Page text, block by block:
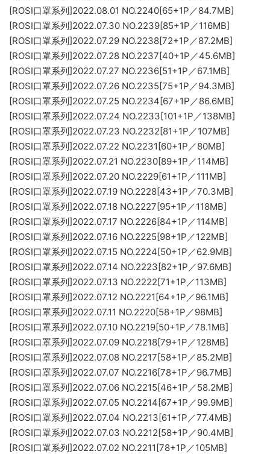
[ROSI口罩系列]2022.08.01 NO.2240[65+1P／84.7MB]
[ROSI口罩系列]2022.07.30 NO.2239[85+1P／116MB]
[ROSI口罩系列]2022.07.29 NO.2238[72+1P／87.2MB]
[ROSI口罩系列]2022.07.28 NO.2237[40+1P／45.6MB]
[ROSI口罩系列]2022.07.27 NO.2236[51+1P／67.1MB]
[ROSI口罩系列]2022.07.26 NO.2235[75+1P／94.3MB]
[ROSI口罩系列]2022.07.25 NO.2234[67+1P／86.6MB]
[ROSI口罩系列]2022.07.24 NO.2233[101+1P／138MB]
[ROSI口罩系列]2022.07.23 NO.2232[81+1P／107MB]
[ROSI口罩系列]2022.07.22 NO.2231[60+1P／80MB]
[ROSI口罩系列]2022.07.21 NO.2230[89+1P／114MB]
[ROSI口罩系列]2022.07.20 NO.2229[61+1P／111MB]
[ROSI口罩系列]2022.07.19 NO.2228[43+1P／70.3MB]
[ROSI口罩系列]2022.07.18 NO.2227[95+1P／118MB]
[ROSI口罩系列]2022.07.17 NO.2226[84+1P／114MB]
[ROSI口罩系列]2022.07.16 NO.2225[98+1P／122MB]
[ROSI口罩系列]2022.07.15 NO.2224[50+1P／62.9MB]
[ROSI口罩系列]2022.07.14 NO.2223[82+1P／97.6MB]
[ROSI口罩系列]2022.07.13 NO.2222[71+1P／113MB]
[ROSI口罩系列]2022.07.12 NO.2221[64+1P／96.1MB]
[ROSI口罩系列]2022.07.11 NO.2220[58+1P／98MB]
[ROSI口罩系列]2022.07.10 NO.2219[50+1P／78.1MB]
[ROSI口罩系列]2022.07.09 NO.2218[79+1P／128MB]
[ROSI口罩系列]2022.07.08 NO.2217[58+1P／85.2MB]
[ROSI口罩系列]2022.07.07 NO.2216[78+1P／96.7MB]
[ROSI口罩系列]2022.07.06 NO.2215[46+1P／58.2MB]
[ROSI口罩系列]2022.07.05 NO.2214[67+1P／99.9MB]
[ROSI口罩系列]2022.07.04 NO.2213[61+1P／77.4MB]
[ROSI口罩系列]2022.07.03 NO.2212[58+1P／90.4MB]
[ROSI口罩系列]2022.07.02 NO.2211[78+1P／105MB]